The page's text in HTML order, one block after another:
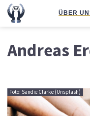
ÜBER
Andreas
Foto: Sandie Clarke (Unsplash)